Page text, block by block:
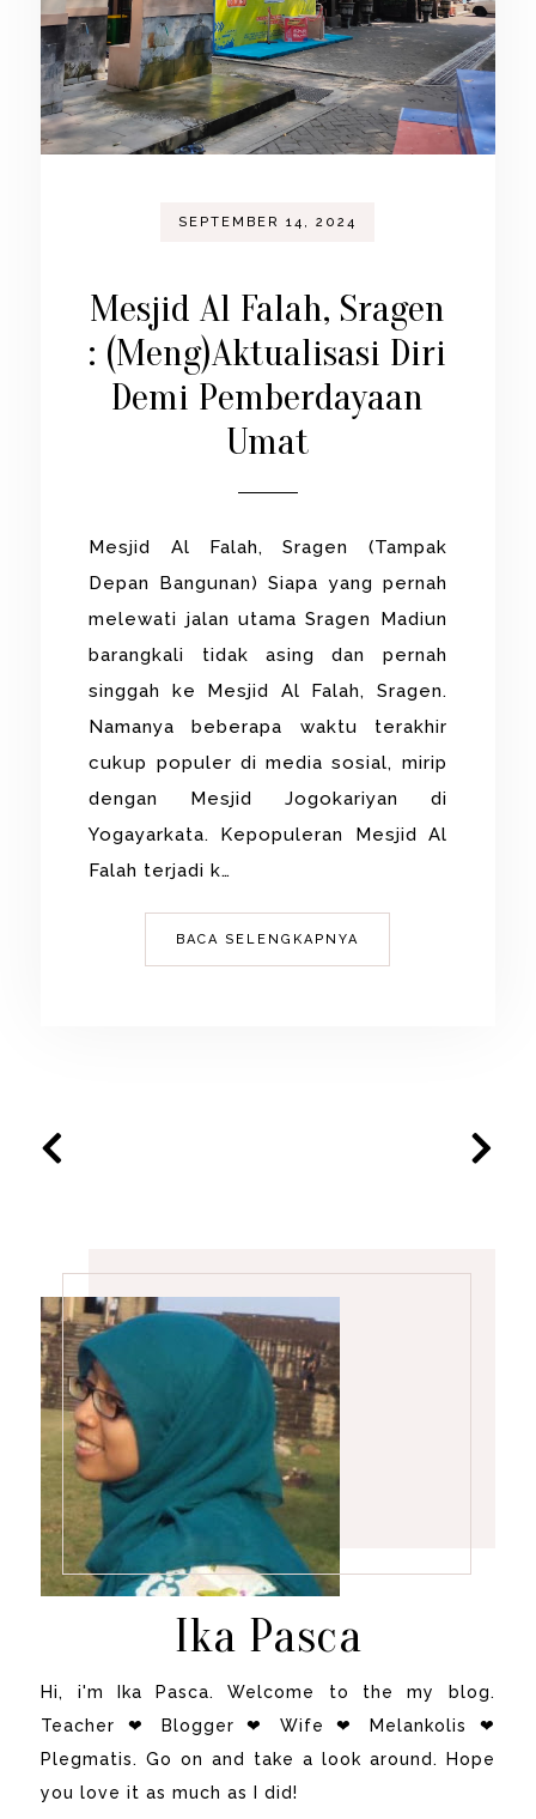
SEPTEMBER 14, 2024
Mesjid Al Falah, Sragen
: (Meng)Aktualisasi Diri
Demi Pemberdayaan
Umat
Mesjid Al Falah, Sragen (Tampak
Depan Bangunan) Siapa yang pernah
melewati jalan utama Sragen Madiun
barangkali tidak asing dan pernah
singgah ke Mesjid Al Falah, Sragen.
Namanya beberapa waktu terakhir
cukup populer di media sosial, mirip
dengan Mesjid Jogokariyan di
Yogayarkata. Kepopuleran Mesjid Al
Falah terjadi k…
BACA SELENGKAPNYA
Ika Pasca
Hi, i'm Ika Pasca. Welcome to the my blog.
Teacher ❤ Blogger ❤ Wife ❤ Melankolis ❤
Plegmatis. Go on and take a look around. Hope
you love it as much as I did!